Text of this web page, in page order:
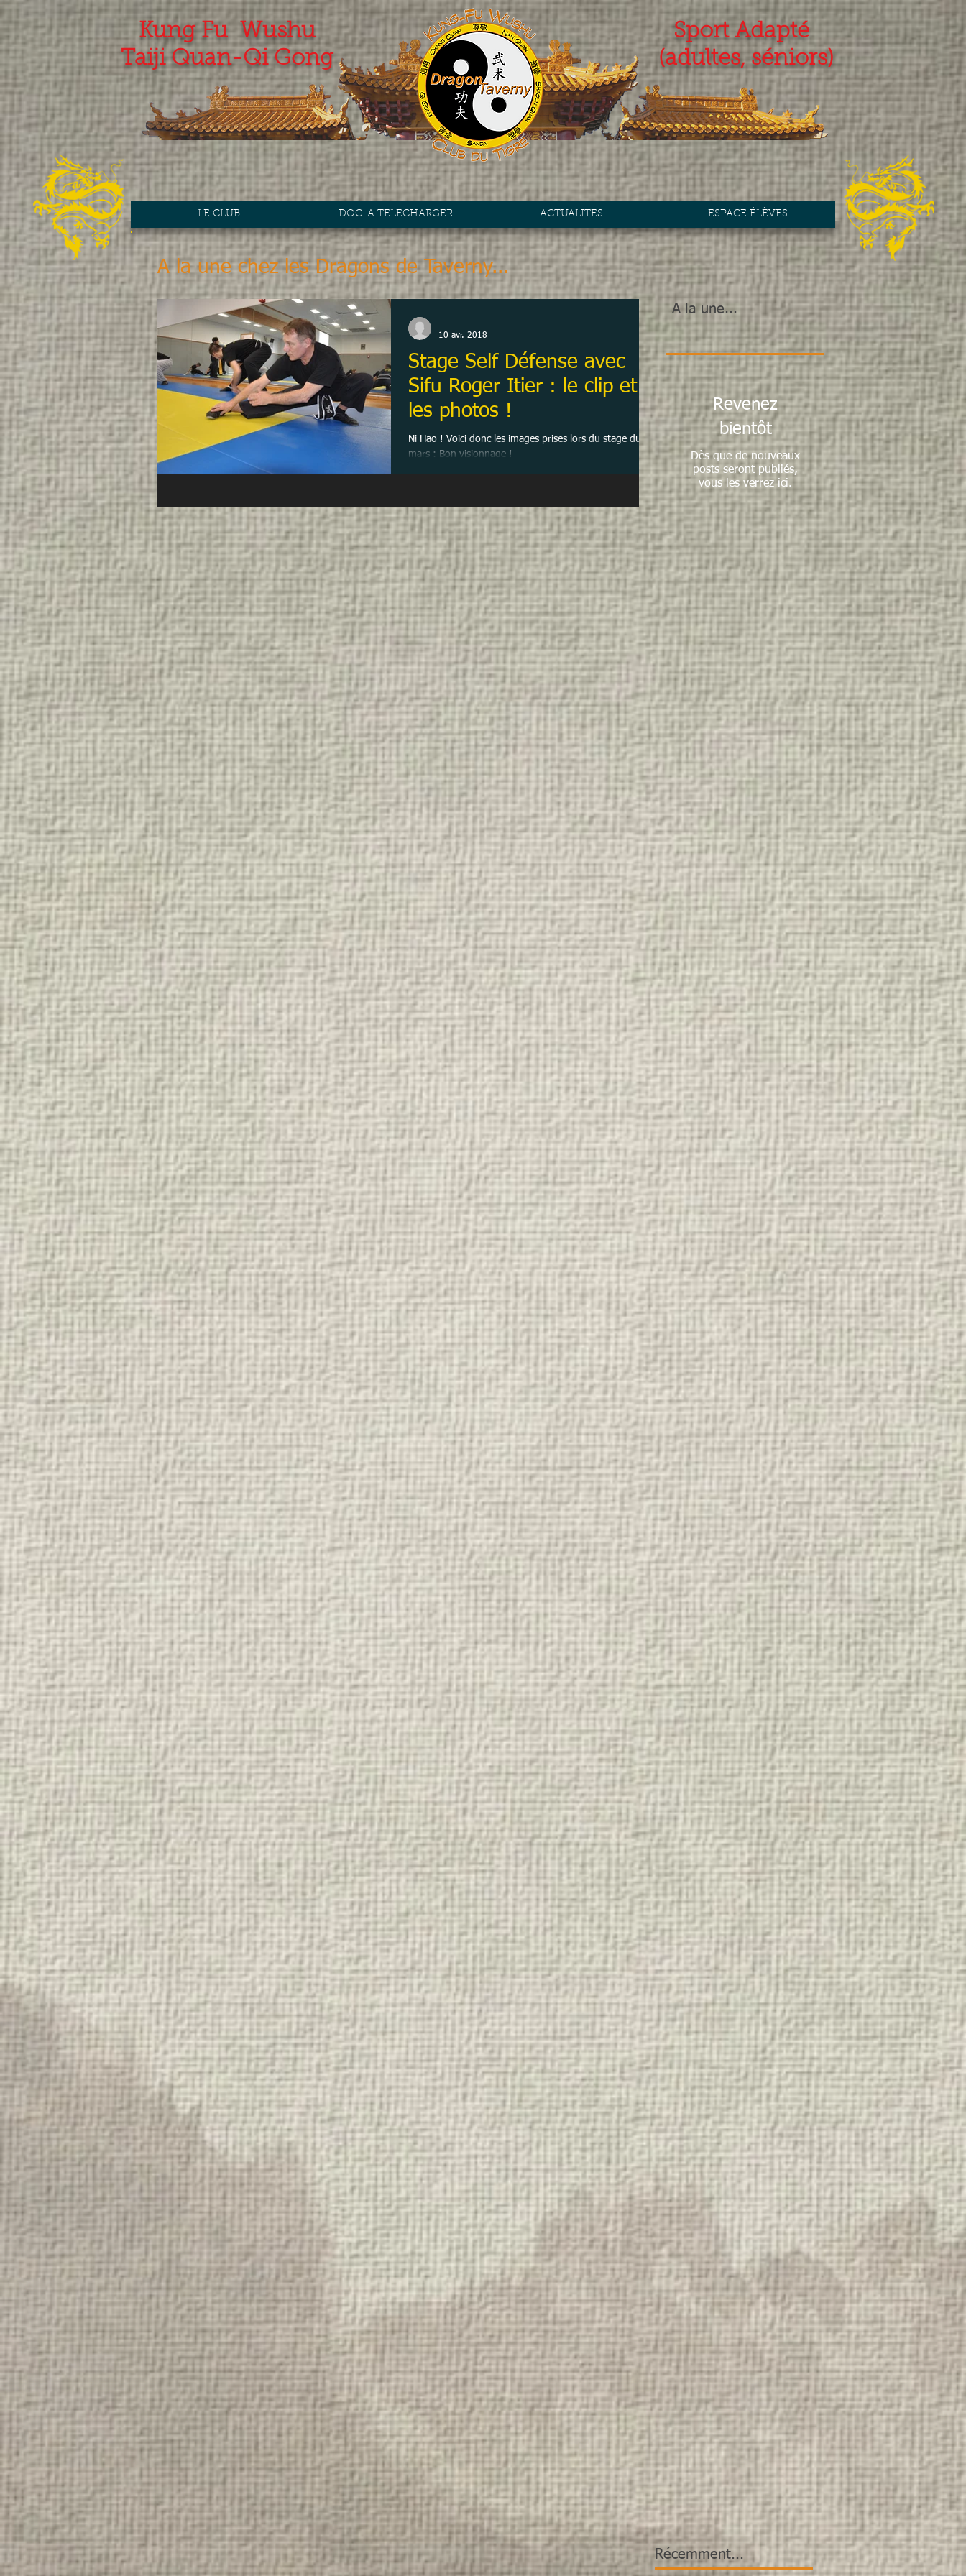
Kung Fu Wushu
Taiji Quan-Qi Gong
Sport Adapté
(adultes, séniors)
LE CLUB DOC. A TELECHARGER ACTUALITES ESPACE ÉLÈVES
A la une chez les Dragons de Taverny...
Stage Self Défense avec
Sifu Roger Itier : le clip et
les photos !
Ni Hao ! Voici donc les images prises lors du stage du 24
mars ; Bon visionnage !
-
10 avr. 2018
A la une...
Revenez
bientôt
Dès que de nouveaux
posts seront publiés,
vous les verrez ici.
Récemment...